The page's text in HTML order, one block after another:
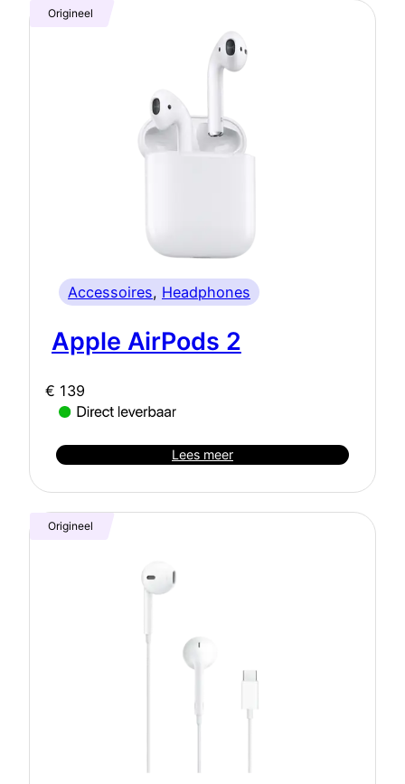
Origineel
Accessoires, Headphones
Apple AirPods 2
€ 139
Lees meer
Origineel